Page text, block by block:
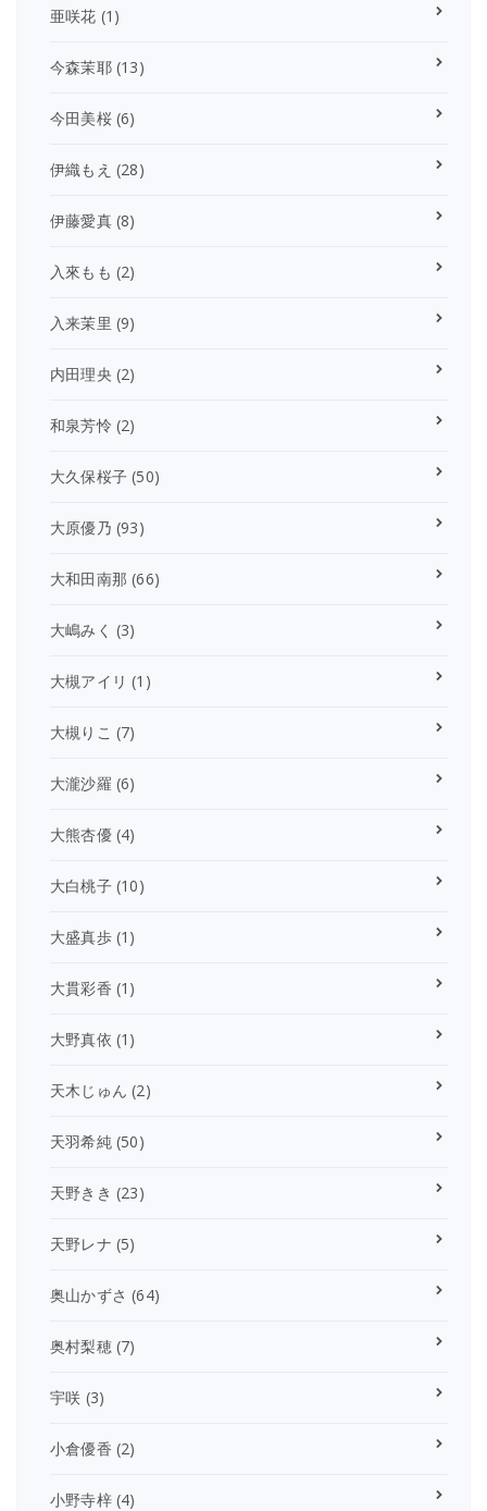
亜咲花 (1)
今森茉耶(13)
今田美桜(6)
伊織もえ (28)
伊藤愛真(8)
入來もも (2)
入来茉里 (9)
内田理央 (2)
和泉芳怜 (2)
大久保桜子 (50)
大原優乃 (93)
大和田南那 (66)
大嶋みく (3)
大槻アイリ (1)
大槻りこ (7)
大瀧沙羅 (6)
大熊杏優(4)
大白桃子(10)
大盛真歩(1)
大貫彩香 (1)
大野真依 (1)
天木じゅん (2)
天羽希純(50)
天野きき (23)
天野レナ (5)
奥山かずさ (64)
奥村梨穂(7)
宇咲 (3)
小倉優香 (2)
小野寺梓(4)